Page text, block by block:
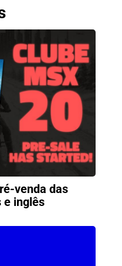
venda das
e inglês